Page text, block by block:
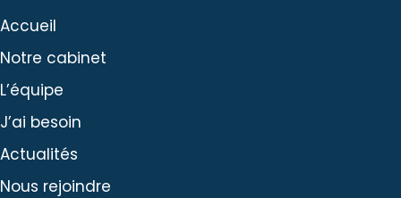
Accueil
Notre cabinet
L’équipe
J’ai besoin
Actualités
Nous rejoindre